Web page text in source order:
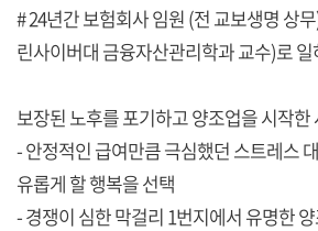
# 24년간 보험회사 임원 (전 교보생명 상
린사이버대 금융자산관리학과 교수)로
보장된 노후를 포기하고 양조업을 시작한
- 안정적인 급여만큼 극심했던 스트레스
유롭게 할 행복을 선택
- 경쟁이 심한 막걸리 1번지에서 유명한